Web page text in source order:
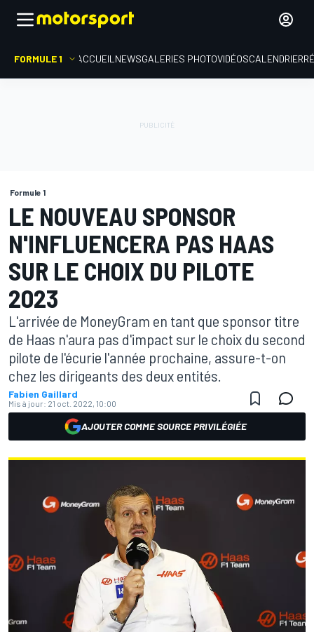
FORMULE 1 ACCUEIL NEWSGALERIES PHOTOVIDÉOSCALENDRIER
Formule 1
LE NOUVEAU SPONSOR
N'INFLUENCERA PAS HAAS
SUR LE CHOIX DU PILOTE
2023
L'arrivée de MoneyGram en tant que sponsor titre
de Haas n'aura pas d'impact sur le choix du second
pilote de l'écurie l'année prochaine, assure-t-on
chez les dirigeants des deux entités.
Fabien Gaillard
Mis à jour: 21 oct. 2022, 10:00
AJOUTER COMME SOURCE PRIVILÉGIÉE